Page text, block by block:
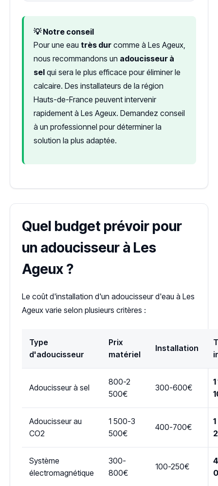
💡 Notre conseil
Pour une eau très dur comme à Les Ageux,
nous recommandons un adoucisseur à
sel qui sera le plus efficace pour éliminer le
calcaire. Des installateurs de la région
Hauts-de-France peuvent intervenir
rapidement à Les Ageux. Demandez conseil
à un professionnel pour déterminer la
solution la plus adaptée.
Quel budget prévoir pour
un adoucisseur à Les
Ageux ?
Le coût d'installation d'un adoucisseur d'eau à Les
Ageux varie selon plusieurs critères :
Type
d'adoucisseur
Prix
matériel
Installation
Adoucisseur à sel
800-2
500€
300-600€
Adoucisseur au
CO2
1 500-3
500€
400-700€
Système
électromagnétique
300-
800€
100-250€